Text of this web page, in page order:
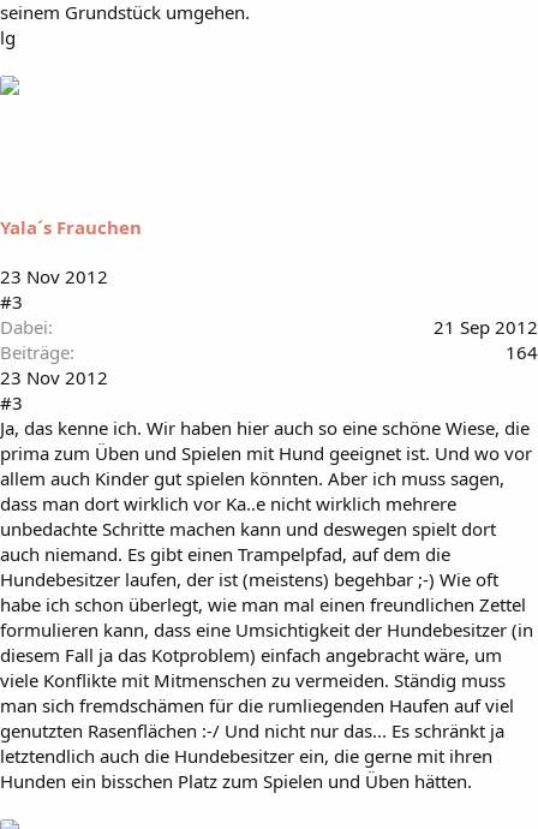
seinem Grundstück umgehen.
lg
Yala´s Frauchen
23 Nov 2012
#3
Dabei
21 Sep 2012
Beiträge
164
23 Nov 2012
#3
Ja, das kenne ich. Wir haben hier auch so eine schöne Wiese, die
prima zum Üben und Spielen mit Hund geeignet ist. Und wo vor
allem auch Kinder gut spielen könnten. Aber ich muss sagen,
dass man dort wirklich vor Ka..e nicht wirklich mehrere
unbedachte Schritte machen kann und deswegen spielt dort
auch niemand. Es gibt einen Trampelpfad, auf dem die
Hundebesitzer laufen, der ist (meistens) begehbar ;-) Wie oft
habe ich schon überlegt, wie man mal einen freundlichen Zettel
formulieren kann, dass eine Umsichtigkeit der Hundebesitzer (in
diesem Fall ja das Kotproblem) einfach angebracht wäre, um
viele Konflikte mit Mitmenschen zu vermeiden. Ständig muss
man sich fremdschämen für die rumliegenden Haufen auf viel
genutzten Rasenflächen :-/ Und nicht nur das... Es schränkt ja
letztendlich auch die Hundebesitzer ein, die gerne mit ihren
Hunden ein bisschen Platz zum Spielen und Üben hätten.